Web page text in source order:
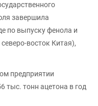
завершила
по выпуску фенола и
восток Китая),
предприятии
тыс. тонн ацетона в год